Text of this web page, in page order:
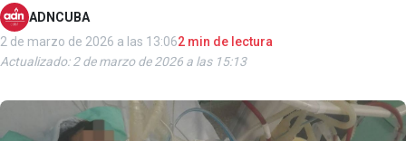
ADNCUBA
2 de marzo de 2026 a las 13:062 min de lectura
Actualizado: 2 de marzo de 2026 a las 15:13